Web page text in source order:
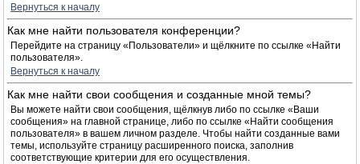
Вернуться к началу
Как мне найти пользователя конференции?
Перейдите на страницу «Пользователи» и щёлкните по ссылке «Найти
пользователя».
Вернуться к началу
Как мне найти свои сообщения и созданные мной темы?
Вы можете найти свои сообщения, щёлкнув либо по ссылке «Ваши
сообщения» на главной странице, либо по ссылке «Найти сообщения
пользователя» в вашем личном разделе. Чтобы найти созданные вами
темы, используйте страницу расширенного поиска, заполнив
соответствующие критерии для его осуществления.